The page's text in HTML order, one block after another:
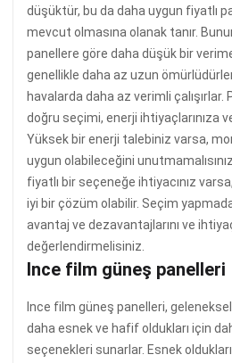
düşüktür, bu da daha uygun fiyatlı
mevcut olmasına olanak tanır.
panellere göre daha düşük bir
genellikle daha az uzun
havalarda daha az verimli
doğru seçimi, enerji ihtiyaçlarınıza
Yüksek bir enerji talebiniz varsa,
uygun olabileceğini
fiyatlı bir seçeneğe ihtiyacınız
iyi bir çözüm olabilir. Seçim
avantaj ve dezavantajlarını ve
değerlendirmelisiniz.
Ince film güneş panelleri
Ince film güneş panelleri,
daha esnek ve hafif oldukları için
seçenekleri sunarlar. Esnek